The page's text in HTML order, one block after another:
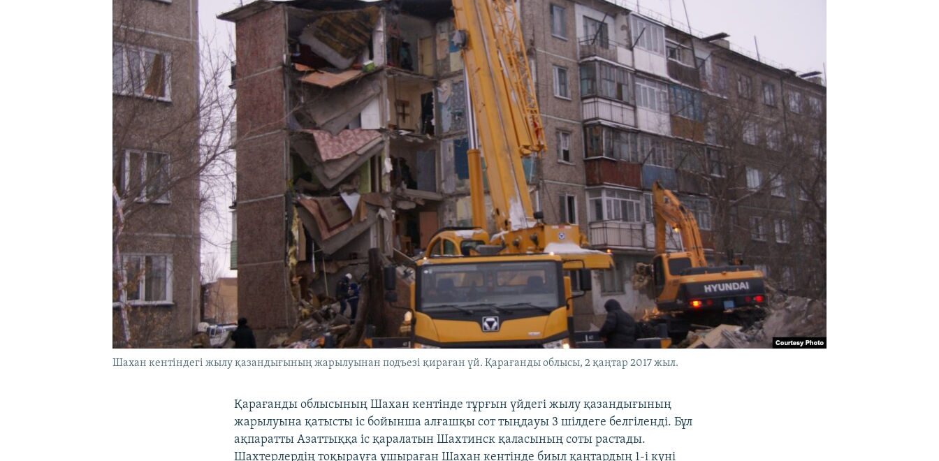
Шахан кентіндегі жылу қазандығының жарылуынан подъезі қираған үй. Қарағанды облысы, 2 қаңтар 2017 жыл.
Қарағанды облысының Шахан кентінде тұрғын үйдегі жылу қазандығының
жарылуына қатысты іс бойынша алғашқы сот тыңдауы 3 шілдеге белгіленді. Бұл
ақпаратты Азаттыққа іс қаралатын Шахтинск қаласының соты растады.
Шахтерлердің тоқырауға ұшыраған Шахан кентінде биыл қаңтардың 1-і күні